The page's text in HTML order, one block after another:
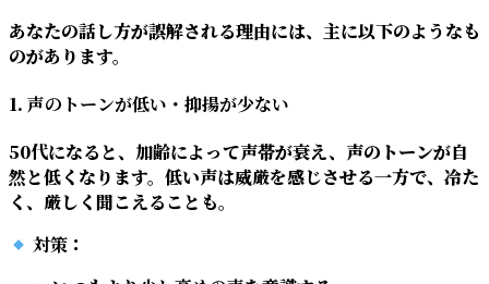
あなたの話し方が誤解される理由には、主に以下のようなも
のがあります。
1. 声のトーンが低い・抑揚が少ない
50代になると、加齢によって声帯が衰え、声のトーンが自
然と低くなります。低い声は威厳を感じさせる一方で、冷た
く、厳しく聞こえることも。
対策 ：